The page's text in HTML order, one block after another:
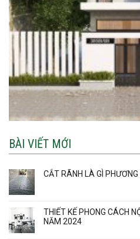
BÀI VIẾT MỚI
CẮT RÃNH LÀ GÌ
THIẾT KẾ PHONG CÁCH
NĂM 2024